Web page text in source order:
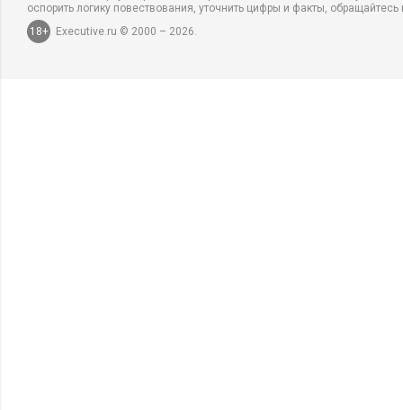
оспорить логику повествования, уточнить цифры и факты,
18+
Executive.ru © 2000 – 2026.